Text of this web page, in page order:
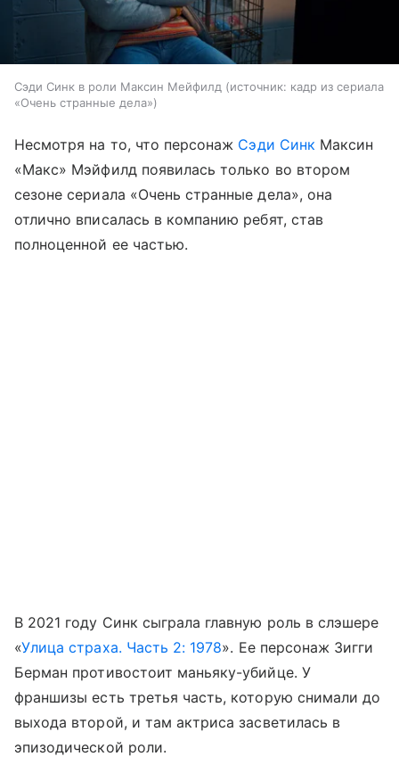
Сэди Синк в роли Максин Мейфилд источник: кадр из сериала
«Очень странные дела»
Несмотря на то, что персонаж Сэди Синк Максин
«Макс» Мэйфилд появилась только во втором
сезоне сериала «Очень странные дела», она
отлично вписалась в компанию ребят, став
полноценной ее частью.
В 2021 году Синк сыграла главную роль в слэшере
«Улица страха. Часть 2: 1978». Ее персонаж Зигги
Берман противостоит маньяку-убийце. У
франшизы есть третья часть, которую снимали до
выхода второй, и там актриса засветилась в
эпизодической роли.